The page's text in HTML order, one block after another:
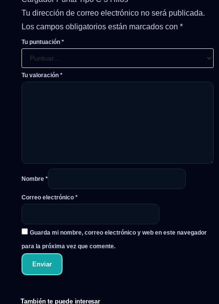
Tu dirección de correo electrónico no será publicada.
Los campos obligatorios están marcados con *
Tu puntuación *
Tu valoración *
Nombre *
Correo electrónico *
Guarda mi nombre, correo electrónico y web en este navegador
para la próxima vez que comente.
También te puede interesar